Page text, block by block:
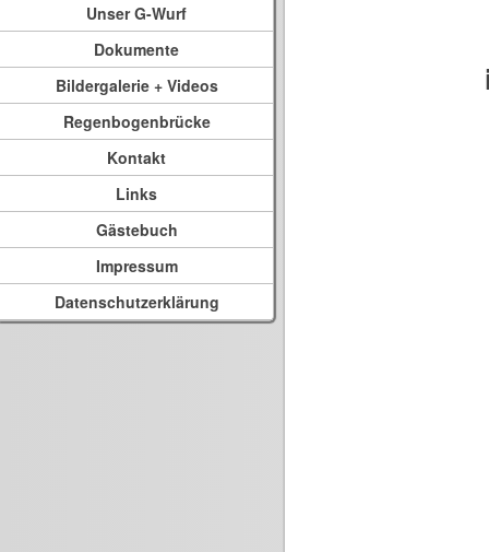
Unser G-Wurf
Dokumente
Bildergalerie + Videos
Regenbogenbrücke
Kontakt
Links
Gästebuch
Impressum
Datenschutzerklärung